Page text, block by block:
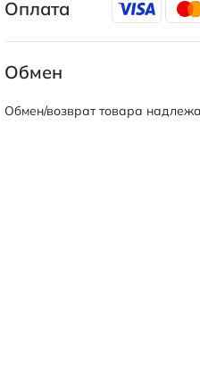
Оплата
Обмен
Обмен/возврат товара